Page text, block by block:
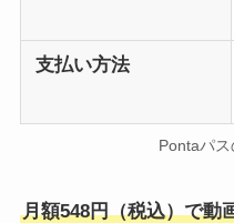
支払い方法
Pontaパ
月額548円（税込）で動